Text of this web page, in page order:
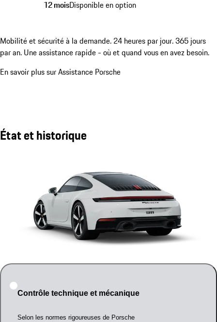
12 moisDisponible en option
Mobilité et sécurité à la demande. 24 heures par jour. 365 jours
par an. Une assistance rapide - où et quand vous en avez besoin.
En savoir plus sur Assistance Porsche
État et historique
Contrôle technique et mécanique
Selon les normes rigoureuses de Porsche